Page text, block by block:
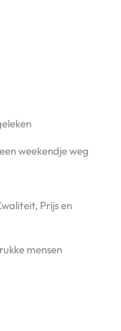
weekendje weg
Prijs en
mensen